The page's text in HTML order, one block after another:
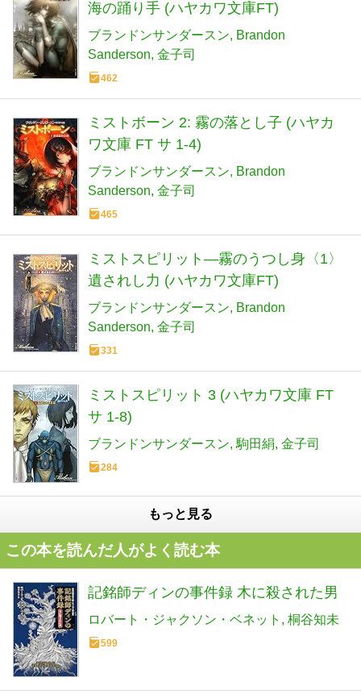
海の踊り手 (ハヤカワ文庫FT)
ブランドンサンダースン
Brandon
Sanderson 金子司
462
ミストボーン 2: 霧の落とし子 (ハヤカ
ワ文庫 FT サ 1-4)
ブランドンサンダースン
Brandon
Sanderson 金子司
465
ミストスピリット―霧のうつし身〈1〉
遺されし力 (ハヤカワ文庫FT)
ブランドンサンダースン
Brandon
Sanderson 金子司
331
ミストスピリット 3 (ハヤカワ文庫 FT
サ 1-8)
ブランドンサンダースン 駒田絹 金子司
284
もっと見る
この本を読んだ人がよく読む本
記銘師ディンの事件録 木に殺された男
ロバート・ジャクソン・ベネット 桐谷知未
599